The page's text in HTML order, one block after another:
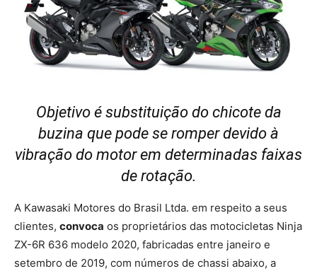
Objetivo é substituição do chicote da
buzina que pode se romper devido à
vibração do motor em determinadas faixas
de rotação.
A Kawasaki Motores do Brasil Ltda. em respeito a seus
clientes, convoca os proprietários das motocicletas Ninja
ZX-6R 636 modelo 2020, fabricadas entre janeiro e
setembro de 2019, com números de chassi abaixo, a